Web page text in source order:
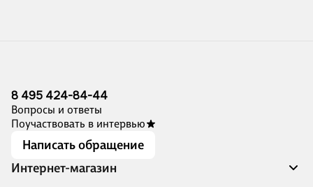
8 495 424-84-44
Вопросы и ответы
Поучаствовать в интервью
Написать обращение
Интернет-магазин